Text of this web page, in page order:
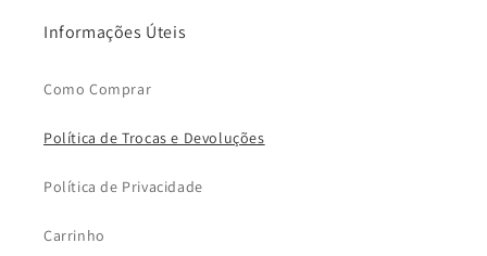
Informações Úteis
Como Comprar
Política de Trocas e Devoluções
Política de Privacidade
Carrinho